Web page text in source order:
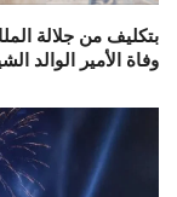
بتكليف من جلالة
وفاة الأمير الوالد